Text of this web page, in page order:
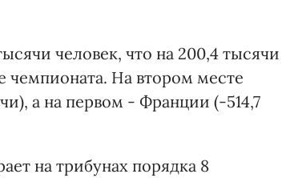
человек, что на 200,4 тысячи
На втором месте
а на первом - Франции (-514,7
на трибунах порядка 8